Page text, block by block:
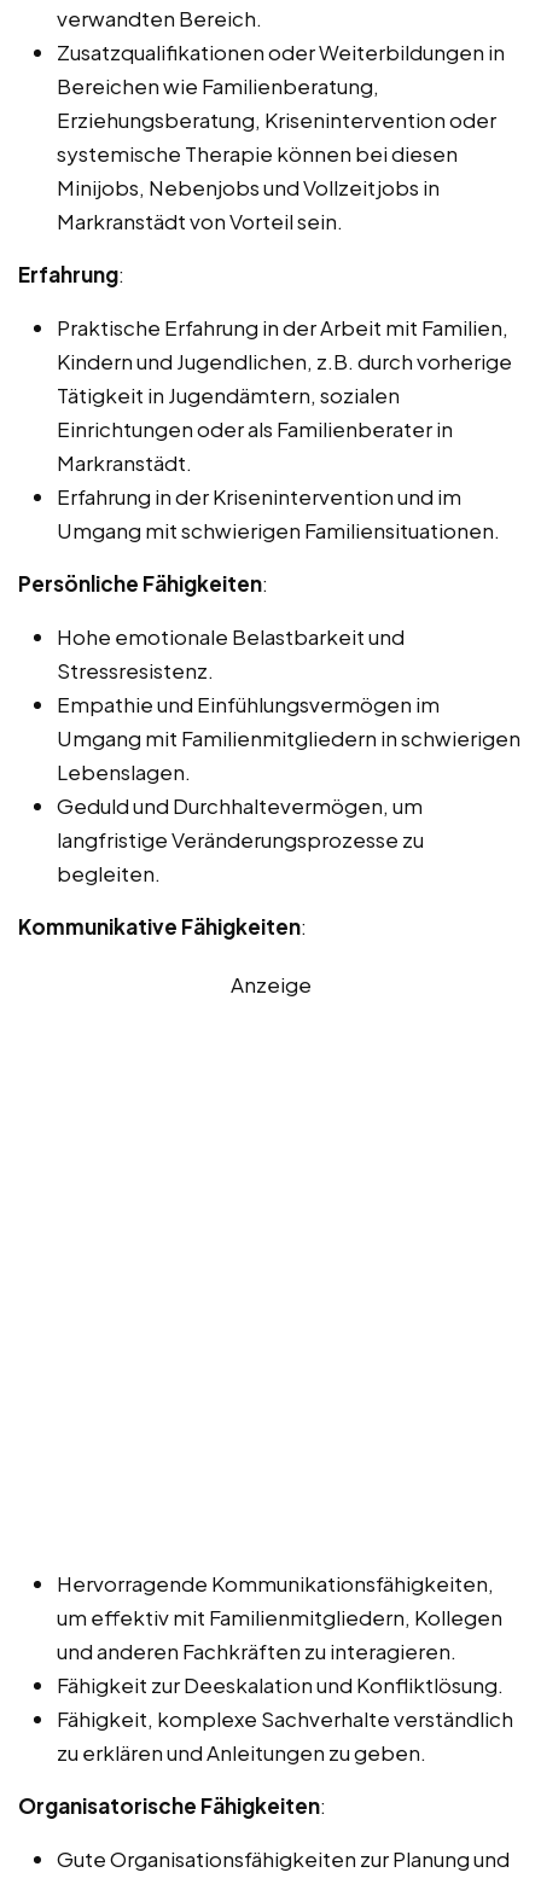
verwandten Bereich.
Zusatzqualifikationen oder Weiterbildungen in
Bereichen wie Familienberatung,
Erziehungsberatung, Krisenintervention oder
systemische Therapie können bei diesen
Minijobs, Nebenjobs und Vollzeitjobs in
Markranstädt von Vorteil sein.
Erfahrung:
Praktische Erfahrung in der Arbeit mit Familien,
Kindern und Jugendlichen, z.B. durch vorherige
Tätigkeit in Jugendämtern, sozialen
Einrichtungen oder als Familienberater in
Markranstädt.
Erfahrung in der Krisenintervention und im
Umgang mit schwierigen Familiensituationen.
Persönliche Fähigkeiten:
Hohe emotionale Belastbarkeit und
Stressresistenz.
Empathie und Einfühlungsvermögen im
Umgang mit Familienmitgliedern in schwierigen
Lebenslagen.
Geduld und Durchhaltevermögen, um
langfristige Veränderungsprozesse zu
begleiten.
Kommunikative Fähigkeiten:
Anzeige
Hervorragende Kommunikationsfähigkeiten,
um effektiv mit Familienmitgliedern, Kollegen
und anderen Fachkräften zu interagieren.
Fähigkeit zur Deeskalation und Konfliktlösung.
Fähigkeit, komplexe Sachverhalte verständlich
zu erklären und Anleitungen zu geben.
Organisatorische Fähigkeiten:
Gute Organisationsfähigkeiten zur Planung und